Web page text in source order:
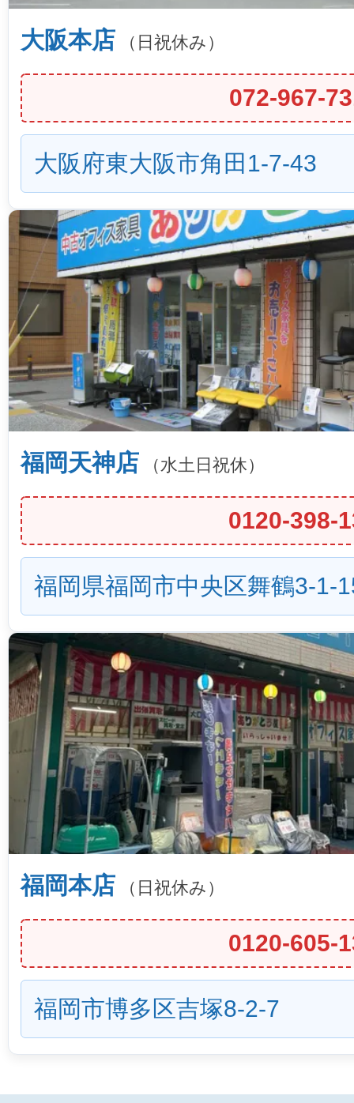
大阪本店 （日祝休み）
072-967-
大阪府東大阪市角田1-7-43
福岡天神店 （水土日祝休）
0120-398-
福岡県福岡市中央区舞鶴3-1-
福岡本店 （日祝休み）
0120-605-
福岡市博多区吉塚8-2-7